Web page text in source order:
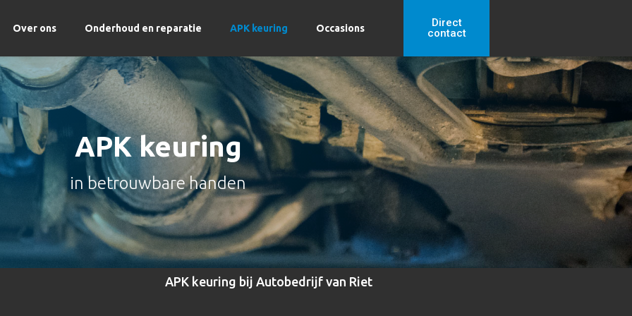
Over ons Onderhoud en reparatie APK keuring Occasions
Direct
contact
APK keuring
in betrouwbare handen
APK keuring bij Autobedrijf van Riet